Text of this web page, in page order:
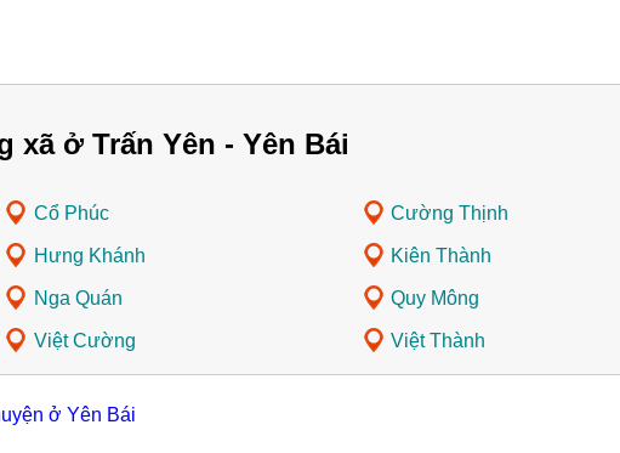
ở Trấn Yên - Yên Bái
Cổ Phúc Cường Thịnh
Hưng Khánh Kiên Thành
Nga Quán Quy Mông
Việt Cường Việt Thành
ở Yên Bái